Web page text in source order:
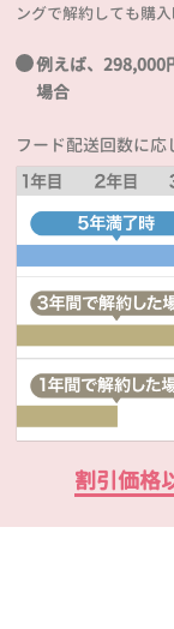
ングで解約しても購
例えば、298,000
場合
フード配送回数に
割引価格